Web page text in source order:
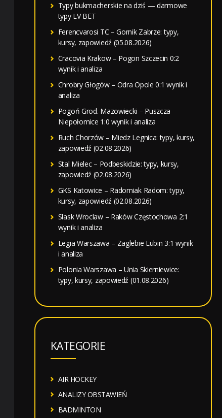
Typy bukmacherskie na dziś — darmowe
typy LV BET
Ferencvarosi TC – Gornik Zabrze: typy,
kursy, zapowiedź (05.08.2026)
Cracovia Krakow – Pogon Szczecin 0:2
wynik i analiza
Chrobry Głogów – Odra Opole 0:1 wynik i
analiza
Pogoń Grod. Mazowiecki – Puszcza
Niepołomice 1:0 wynik i analiza
Ruch Chorzów – Miedz Legnica: typy, kursy,
zapowiedź (02.08.2026)
Stal Mielec – Podbeskidzie: typy, kursy,
zapowiedź (02.08.2026)
GKS Katowice – Radomiak Radom: typy,
kursy, zapowiedź (02.08.2026)
Slask Wroclaw – Raków Częstochowa 2:1
wynik i analiza
Legia Warszawa – Zaglebie Lubin 3:1 wynik
i analiza
Polonia Warszawa – Unia Skierniewice:
typy, kursy, zapowiedź (01.08.2026)
KATEGORIE
AIR HOCKEY
ANALIZY OBSTAWIEŃ
BADMINTON